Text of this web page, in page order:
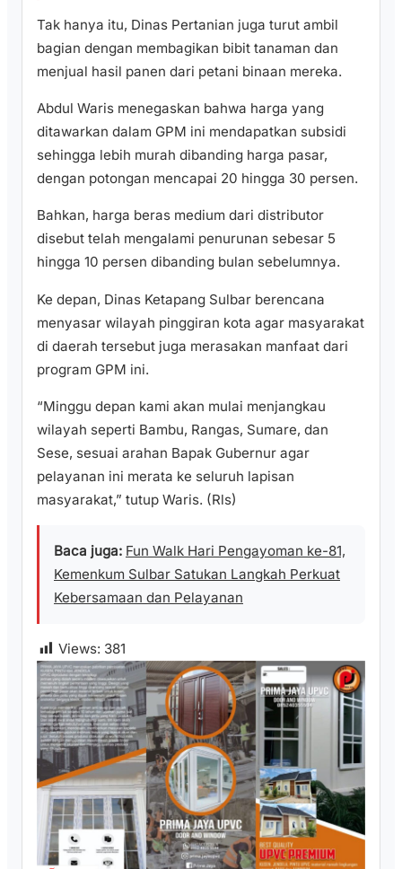
Tak hanya itu, Dinas Pertanian juga turut ambil
bagian dengan membagikan bibit tanaman dan
menjual hasil panen dari petani binaan mereka.
Abdul Waris menegaskan bahwa harga yang
ditawarkan dalam GPM ini mendapatkan subsidi
sehingga lebih murah dibanding harga pasar,
dengan potongan mencapai 20 hingga 30 persen.
Bahkan, harga beras medium dari distributor
disebut telah mengalami penurunan sebesar 5
hingga 10 persen dibanding bulan sebelumnya.
Ke depan, Dinas Ketapang Sulbar berencana
menyasar wilayah pinggiran kota agar masyarakat
di daerah tersebut juga merasakan manfaat dari
program GPM ini.
“Minggu depan kami akan mulai menjangkau
wilayah seperti Bambu, Rangas, Sumare, dan
Sese, sesuai arahan Bapak Gubernur agar
pelayanan ini merata ke seluruh lapisan
masyarakat,” tutup Waris. (Rls)
Baca juga: Fun Walk Hari Pengayoman ke-81,
Kemenkum Sulbar Satukan Langkah Perkuat
Kebersamaan dan Pelayanan
Views: 381